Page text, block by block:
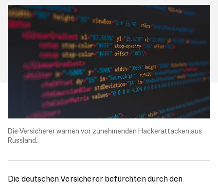
Die Versicherer warnen vor zunehmenden Hackerattacken aus
Russland.
Die deutschen Versicherer befürchten durch den